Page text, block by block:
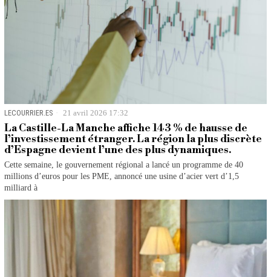
LECOURRIER.ES 21 avril 2026 17:32
La Castille-La Manche affiche 143 % de hausse de
l’investissement étranger. La région la plus discrète
d’Espagne devient l’une des plus dynamiques.
Cette semaine, le gouvernement régional a lancé un programme de 40
millions d’euros pour les PME, annoncé une usine d’acier vert d’1,5
milliard à